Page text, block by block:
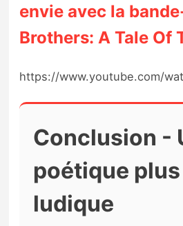
envie avec la
Brothers: A Tale Of
https://www.youtube.com/
Conclusion -
poétique
ludique